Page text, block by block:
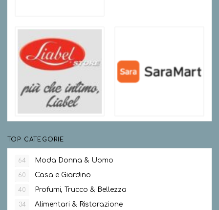
TOP CATEGORIE
64 Moda Donna & Uomo
60 Casa e Giardino
40 Profumi, Trucco & Bellezza
34 Alimentari & Ristorazione